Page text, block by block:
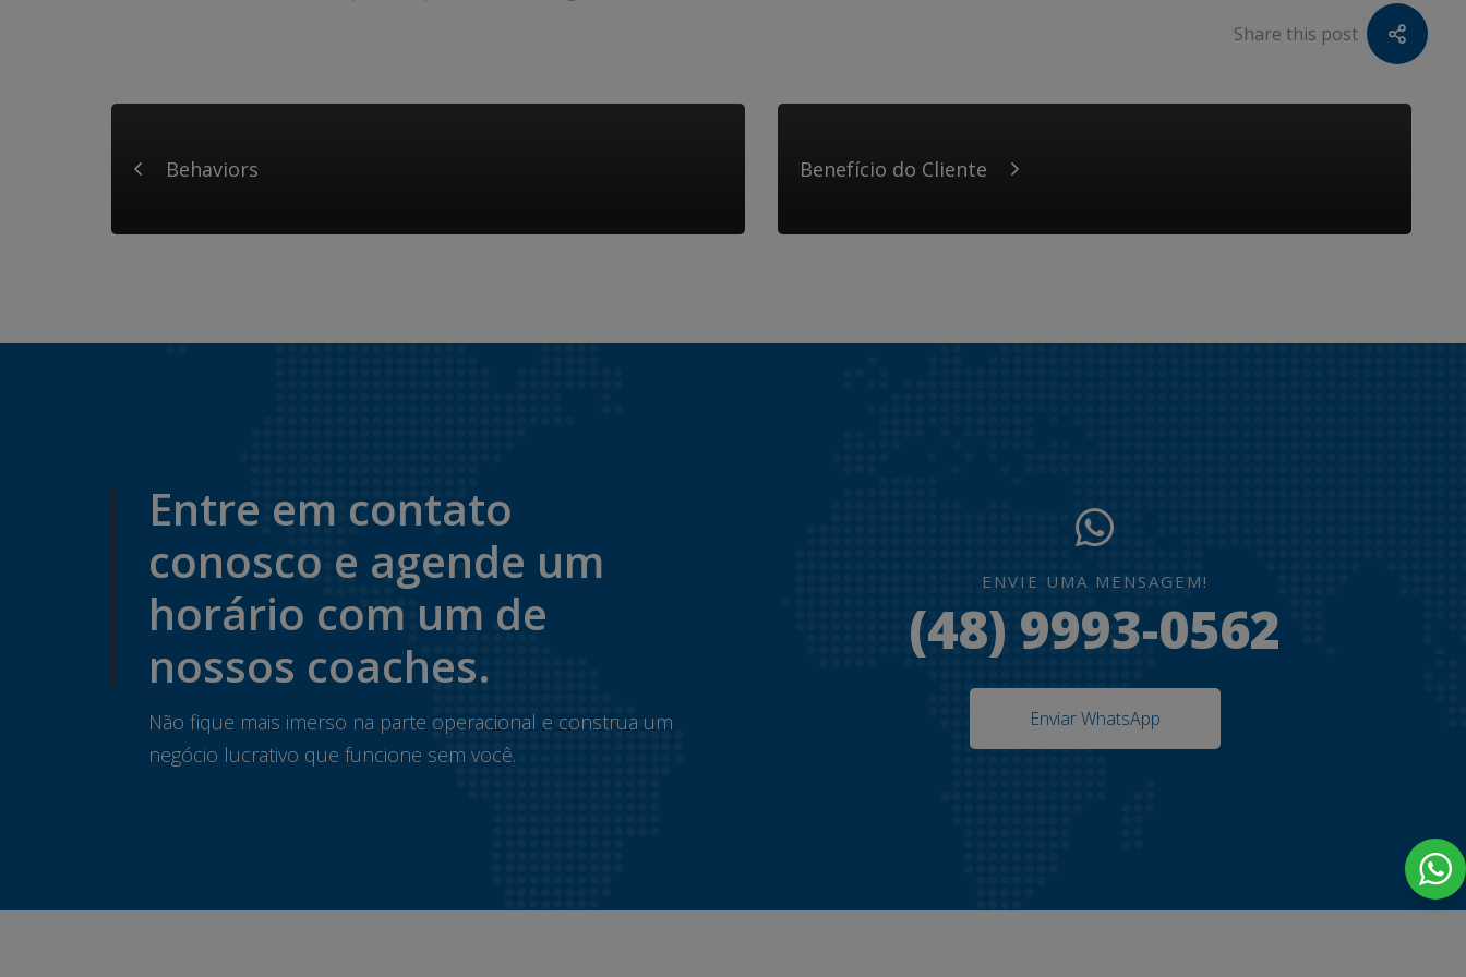
Share this post
Behaviors Benefício do Cliente
Entre em contato
conosco e agende um
horário com um de
nossos coaches.
Não fique mais imerso na parte operacional e construa um
negócio lucrativo que funcione sem você.
ENVIE UMA MENSAGEM!
(48) 9993-0562
Enviar WhatsApp